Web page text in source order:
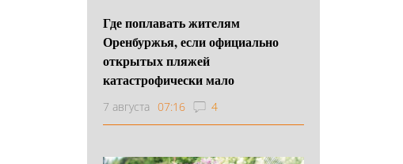
Где поплавать жителям
Оренбуржья, если официально
открытых пляжей
катастрофически мало
7 августа 07:16 4